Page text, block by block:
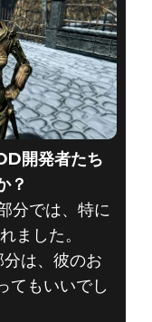
開発者たち
？
分では、特に
ました。
は、彼のお
てもいいでし